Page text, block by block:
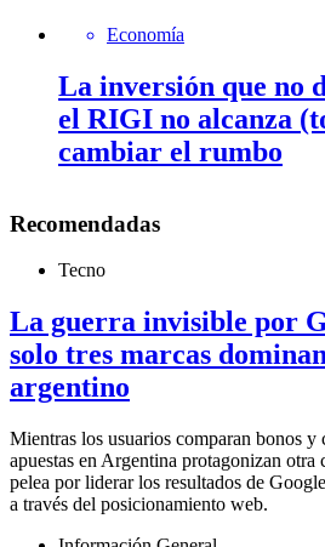
Economía
La inversión que no
el RIGI no alcanza
cambiar el rumbo
Recomendadas
Tecno
La guerra invisible por
solo tres marcas
argentino
Mientras los usuarios comparan bonos y
apuestas en Argentina protagonizan otra
pelea por liderar los resultados de
a través del posicionamiento web.